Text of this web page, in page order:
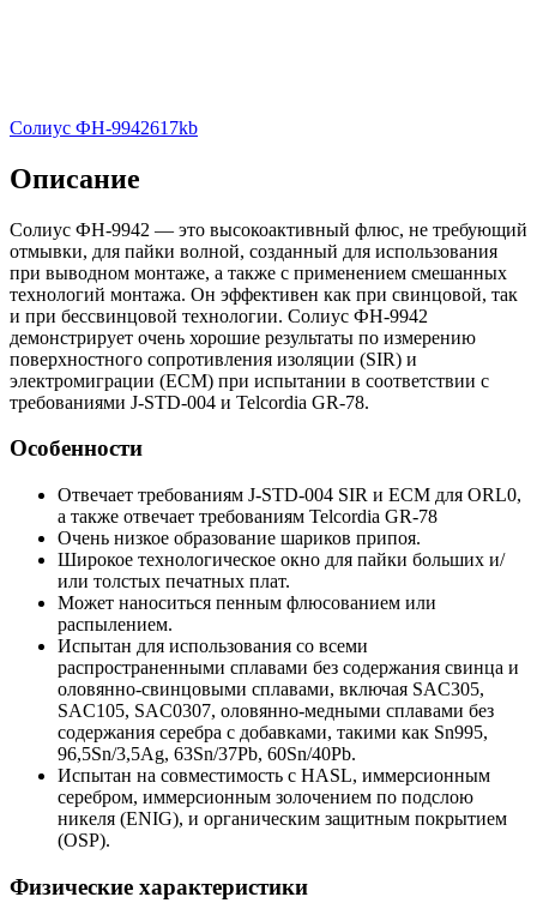
Солиус ФН-9942617kb
Описание
Солиус ФН-9942 — это высокоактивный флюс, не требующий
отмывки, для пайки волной, созданный для использования
при выводном монтаже, а также с применением смешанных
технологий монтажа. Он эффективен как при свинцовой, так
и при бессвинцовой технологии. Солиус ФН-9942
демонстрирует очень хорошие результаты по измерению
поверхностного сопротивления изоляции (SIR) и
электромиграции (ECM) при испытании в соответствии с
требованиями J-STD-004 и Telcordia GR-78.
Особенности
Отвечает требованиям J-STD-004 SIR и ECM для ORL0,
а также отвечает требованиям Telcordia GR-78
Очень низкое образование шариков припоя.
Широкое технологическое окно для пайки больших и/
или толстых печатных плат.
Может наноситься пенным флюсованием или
распылением.
Испытан для использования со всеми
распространенными сплавами без содержания свинца и
оловянно-свинцовыми сплавами, включая SAC305,
SAC105, SAC0307, оловянно-медными сплавами без
содержания серебра с добавками, такими как Sn995,
96,5Sn/3,5Ag, 63Sn/37Pb, 60Sn/40Pb.
Испытан на совместимость с HASL, иммерсионным
серебром, иммерсионным золочением по подслою
никеля (ENIG), и органическим защитным покрытием
(OSP).
Физические характеристики